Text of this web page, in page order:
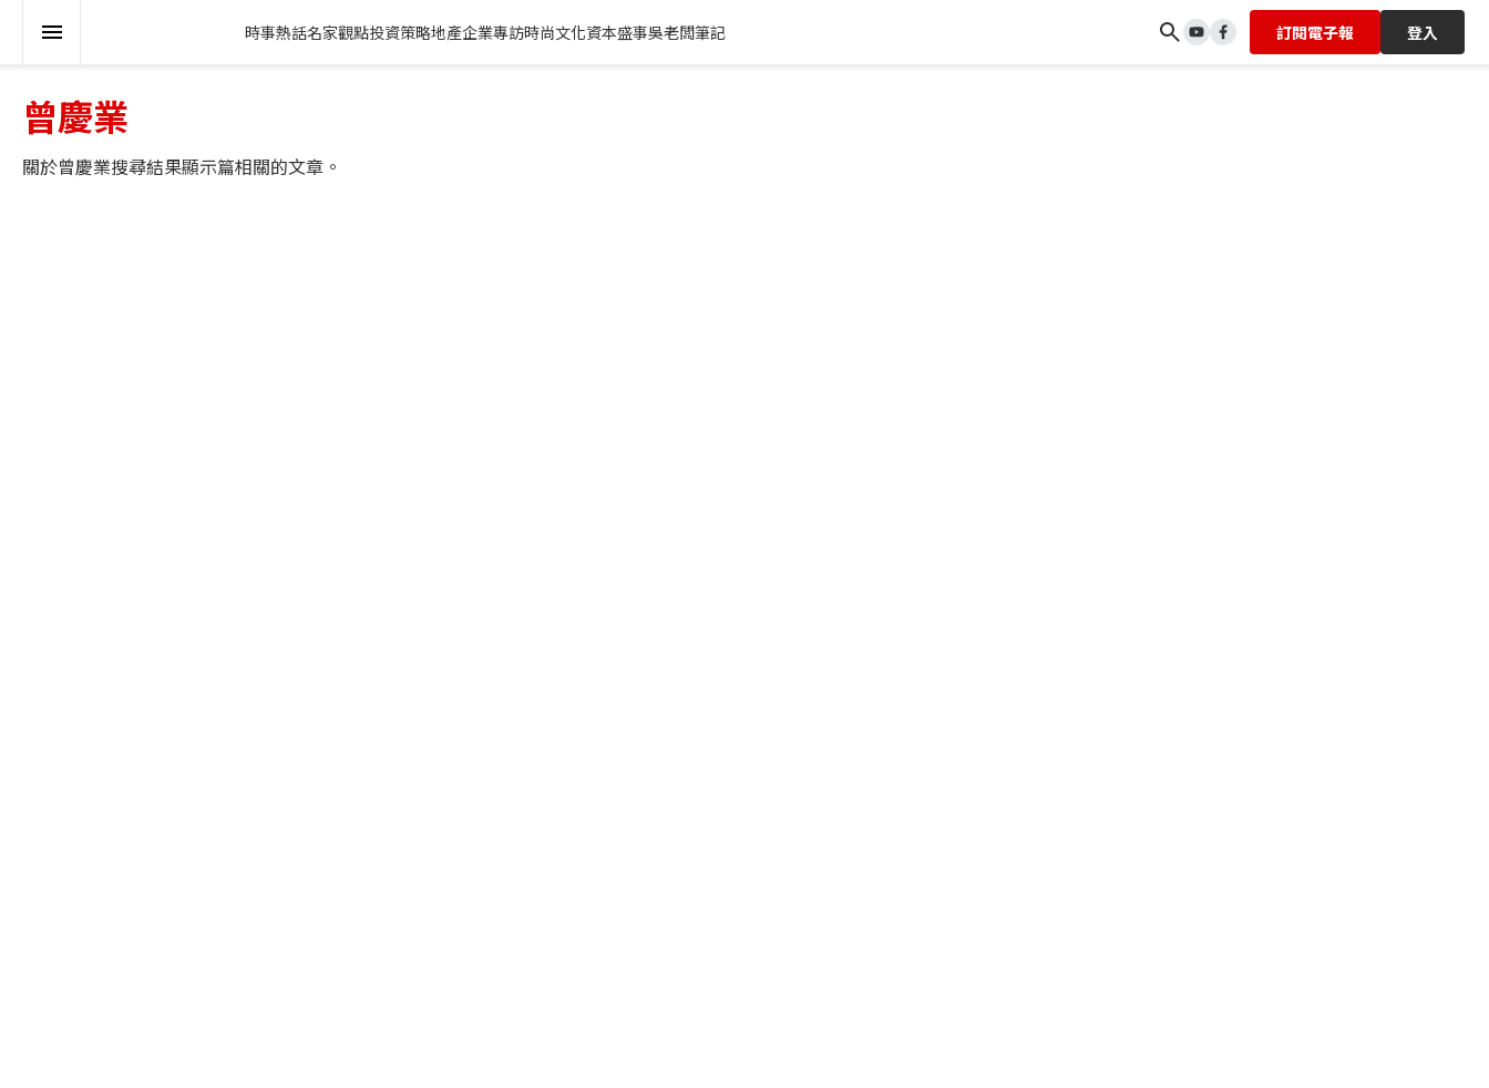
時事熱話名家觀點投資策略地產企業專訪時尚文化資本盛事吳老闆筆記 訂閱電子報 登入
曾慶業
關於曾慶業搜尋結果顯示篇相關的文章。